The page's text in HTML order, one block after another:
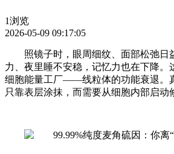
1浏览
2026-05-09 09:17:05
照镜子时，眼周细纹、面部松弛日
力、夜里睡不安稳，记忆力也在下降。
细胞能量工厂——线粒体的功能衰退。
只靠表层涂抹，而需要从细胞内部启动